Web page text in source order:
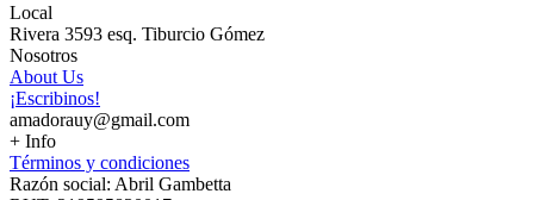
Local
Rivera 3593 esq. Tiburcio Gómez
Nosotros
About Us
¡Escribinos!
amadorauy@gmail.com
+ Info
Términos y condiciones
Razón social: Abril Gambetta